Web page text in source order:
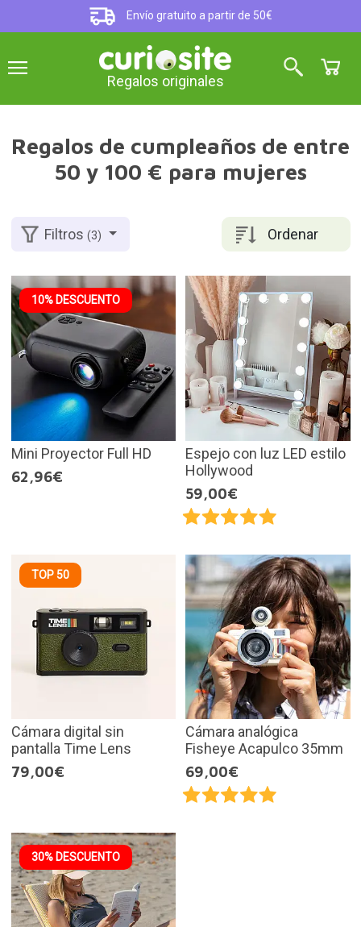
Envío gratuito a partir de 50€
Regalos originales
Regalos de cumpleaños de entre
50 y 100 € para mujeres
Ordenar
Filtros(3)
10% DESCUENTO
Mini Proyector Full HD
62,96€
Espejo con luz LED estilo
Hollywood
59,00€
TOP 50
Cámara digital sin
pantalla Time Lens
79,00€
Cámara analógica
Fisheye Acapulco 35mm
69,00€
30% DESCUENTO